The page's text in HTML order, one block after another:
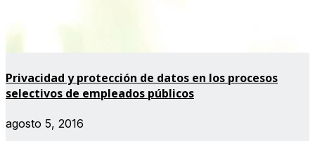
Privacidad y protección de datos en los procesos
selectivos de empleados públicos
agosto 5, 2016